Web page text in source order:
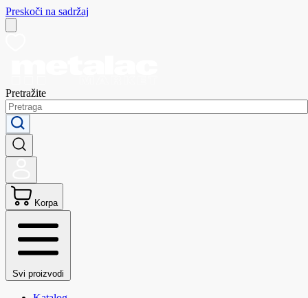
Preskoči na sadržaj
Pretražite
Korpa
Svi proizvodi